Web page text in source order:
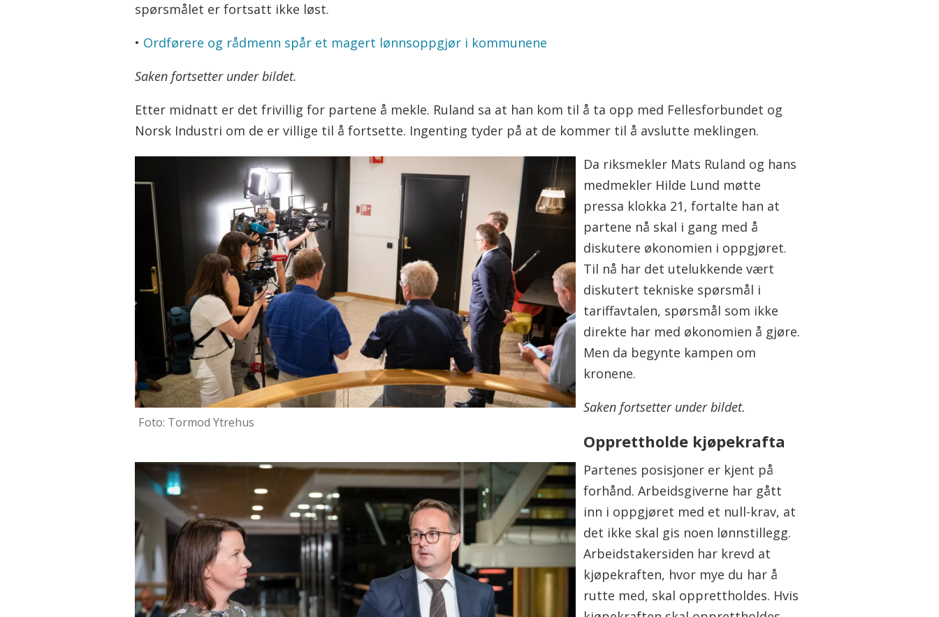
spørsmålet er fortsatt ikke løst.
• Ordførere og rådmenn spår et magert lønnsoppgjør i kommunene
Saken fortsetter under bildet.
Etter midnatt er det frivillig for partene å mekle. Ruland sa at han kom til å ta opp med Fellesforbundet og
Norsk Industri om de er villige til å fortsette. Ingenting tyder på at de kommer til å avslutte meklingen.
Foto: Tormod Ytrehus
Da riksmekler Mats Ruland og hans
medmekler Hilde Lund møtte
pressa klokka 21, fortalte han at
partene nå skal i gang med å
diskutere økonomien i oppgjøret.
Til nå har det utelukkende vært
diskutert tekniske spørsmål i
tariffavtalen, spørsmål som ikke
direkte har med økonomien å gjøre.
Men da begynte kampen om
kronene.
Saken fortsetter under bildet.
Opprettholde kjøpekrafta
Partenes posisjoner er kjent på
forhånd. Arbeidsgiverne har gått
inn i oppgjøret med et null-krav, at
det ikke skal gis noen lønnstillegg.
Arbeidstakersiden har krevd at
kjøpekraften, hvor mye du har å
rutte med, skal opprettholdes. Hvis